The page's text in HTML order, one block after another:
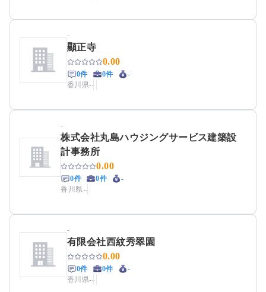
-
顯正寺
0.00
0件 0件
-
香川県--
-
株式会社丸島ハウジングサービス建築設
計事務所
0.00
0件 0件
-
香川県--
-
有限会社西紋秀翠園
0.00
0件 0件
-
香川県--